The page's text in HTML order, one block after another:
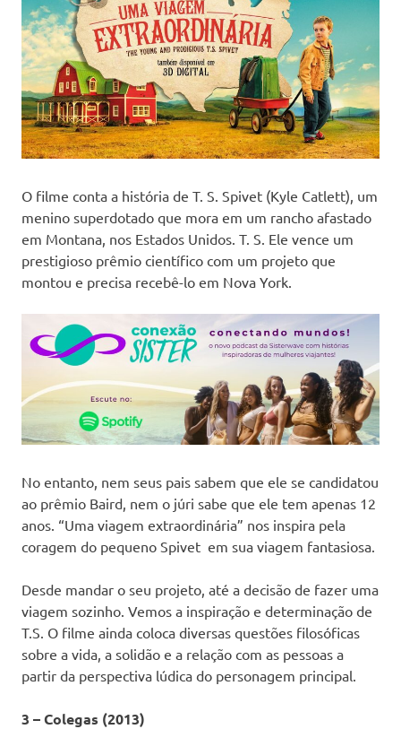
O filme conta a história de T. S. Spivet (Kyle Catlett), um
menino superdotado que mora em um rancho afastado
em Montana, nos Estados Unidos. T. S. Ele vence um
prestigioso prêmio científico com um projeto que
montou e precisa recebê-lo em Nova York.
No entanto, nem seus pais sabem que ele se candidatou
ao prêmio Baird, nem o júri sabe que ele tem apenas 12
anos. “Uma viagem extraordinária” nos inspira pela
coragem do pequeno Spivet em sua viagem fantasiosa.
Desde mandar o seu projeto, até a decisão de fazer uma
viagem sozinho. Vemos a inspiração e determinação de
T.S. O filme ainda coloca diversas questões filosóficas
sobre a vida, a solidão e a relação com as pessoas a
partir da perspectiva lúdica do personagem principal.
3 – Colegas (2013)